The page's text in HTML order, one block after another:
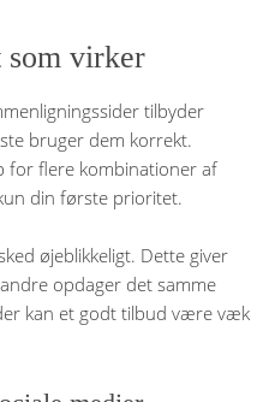
som virker
tilbyder
bruger dem korrekt.
for flere kombinationer af
din første prioritet.
øjeblikkeligt. Dette giver
opdager det samme
kan et godt tilbud være væk